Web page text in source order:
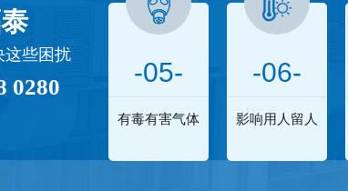
这些困扰
0280 -05-
有毒有害气体
-06-
影响用人留人